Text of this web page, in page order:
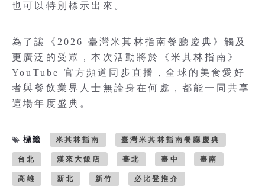
也可以特別標示出來。
為了讓《2026 臺灣米其林指南餐廳慶典》觸及
更廣泛的受眾，本次活動將於《米其林指南》
YouTube 官方頻道同步直播，全球的美食愛好
者與餐飲業界人士無論身在何處，都能一同共享
這場年度盛典。
標籤 米其林指南 臺灣米其林指南餐廳慶典
台北 漢來大飯店 臺北 臺中 臺南
高雄 新北 新竹 必比登推介